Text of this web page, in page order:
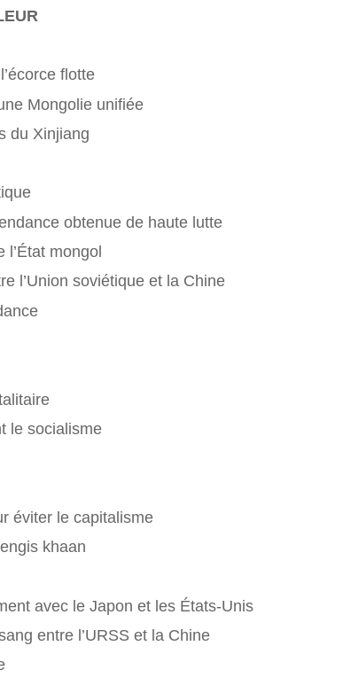
flotte
Mongolie unifiée
du Xinjiang
obtenue de haute lutte
mongol
l’Union soviétique et la Chine
le socialisme
éviter le capitalisme
khaan
avec le Japon et les États-Unis
entre l’URSS et la Chine